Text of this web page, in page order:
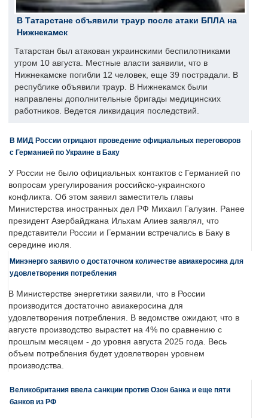
В Татарстане объявили траур после атаки БПЛА на
Нижнекамск
Татарстан был атакован украинскими беспилотниками
утром 10 августа. Местные власти заявили, что в
Нижнекамске погибли 12 человек, еще 39 пострадали. В
республике объявили траур. В Нижнекамск были
направлены дополнительные бригады медицинских
работников. Ведется ликвидация последствий.
В МИД России отрицают проведение официальных переговоров
с Германией по Украине в Баку
У России не было официальных контактов с Германией по
вопросам урегулирования российско-украинского
конфликта. Об этом заявил заместитель главы
Министерства иностранных дел РФ Михаил Галузин. Ранее
президент Азербайджана Ильхам Алиев заявлял, что
представители России и Германии встречались в Баку в
середине июля.
Минэнерго заявило о достаточном количестве авиакеросина для
удовлетворения потребления
В Министерстве энергетики заявили, что в России
производится достаточно авиакеросина для
удовлетворения потребления. В ведомстве ожидают, что в
августе производство вырастет на 4% по сравнению с
прошлым месяцем - до уровня августа 2025 года. Весь
объем потребления будет удовлетворен уровнем
производства.
Великобритания ввела санкции против Озон банка и еще пяти
банков из РФ